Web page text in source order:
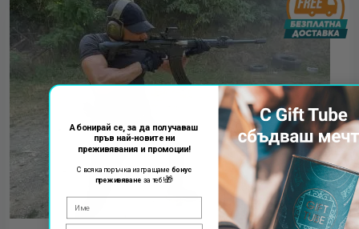
Абонирай се, за да получаваш
пръв най-новите ни
преживявания и промоции!
С всяка поръчка изпращаме бонус
преживяванеза теб!🎁